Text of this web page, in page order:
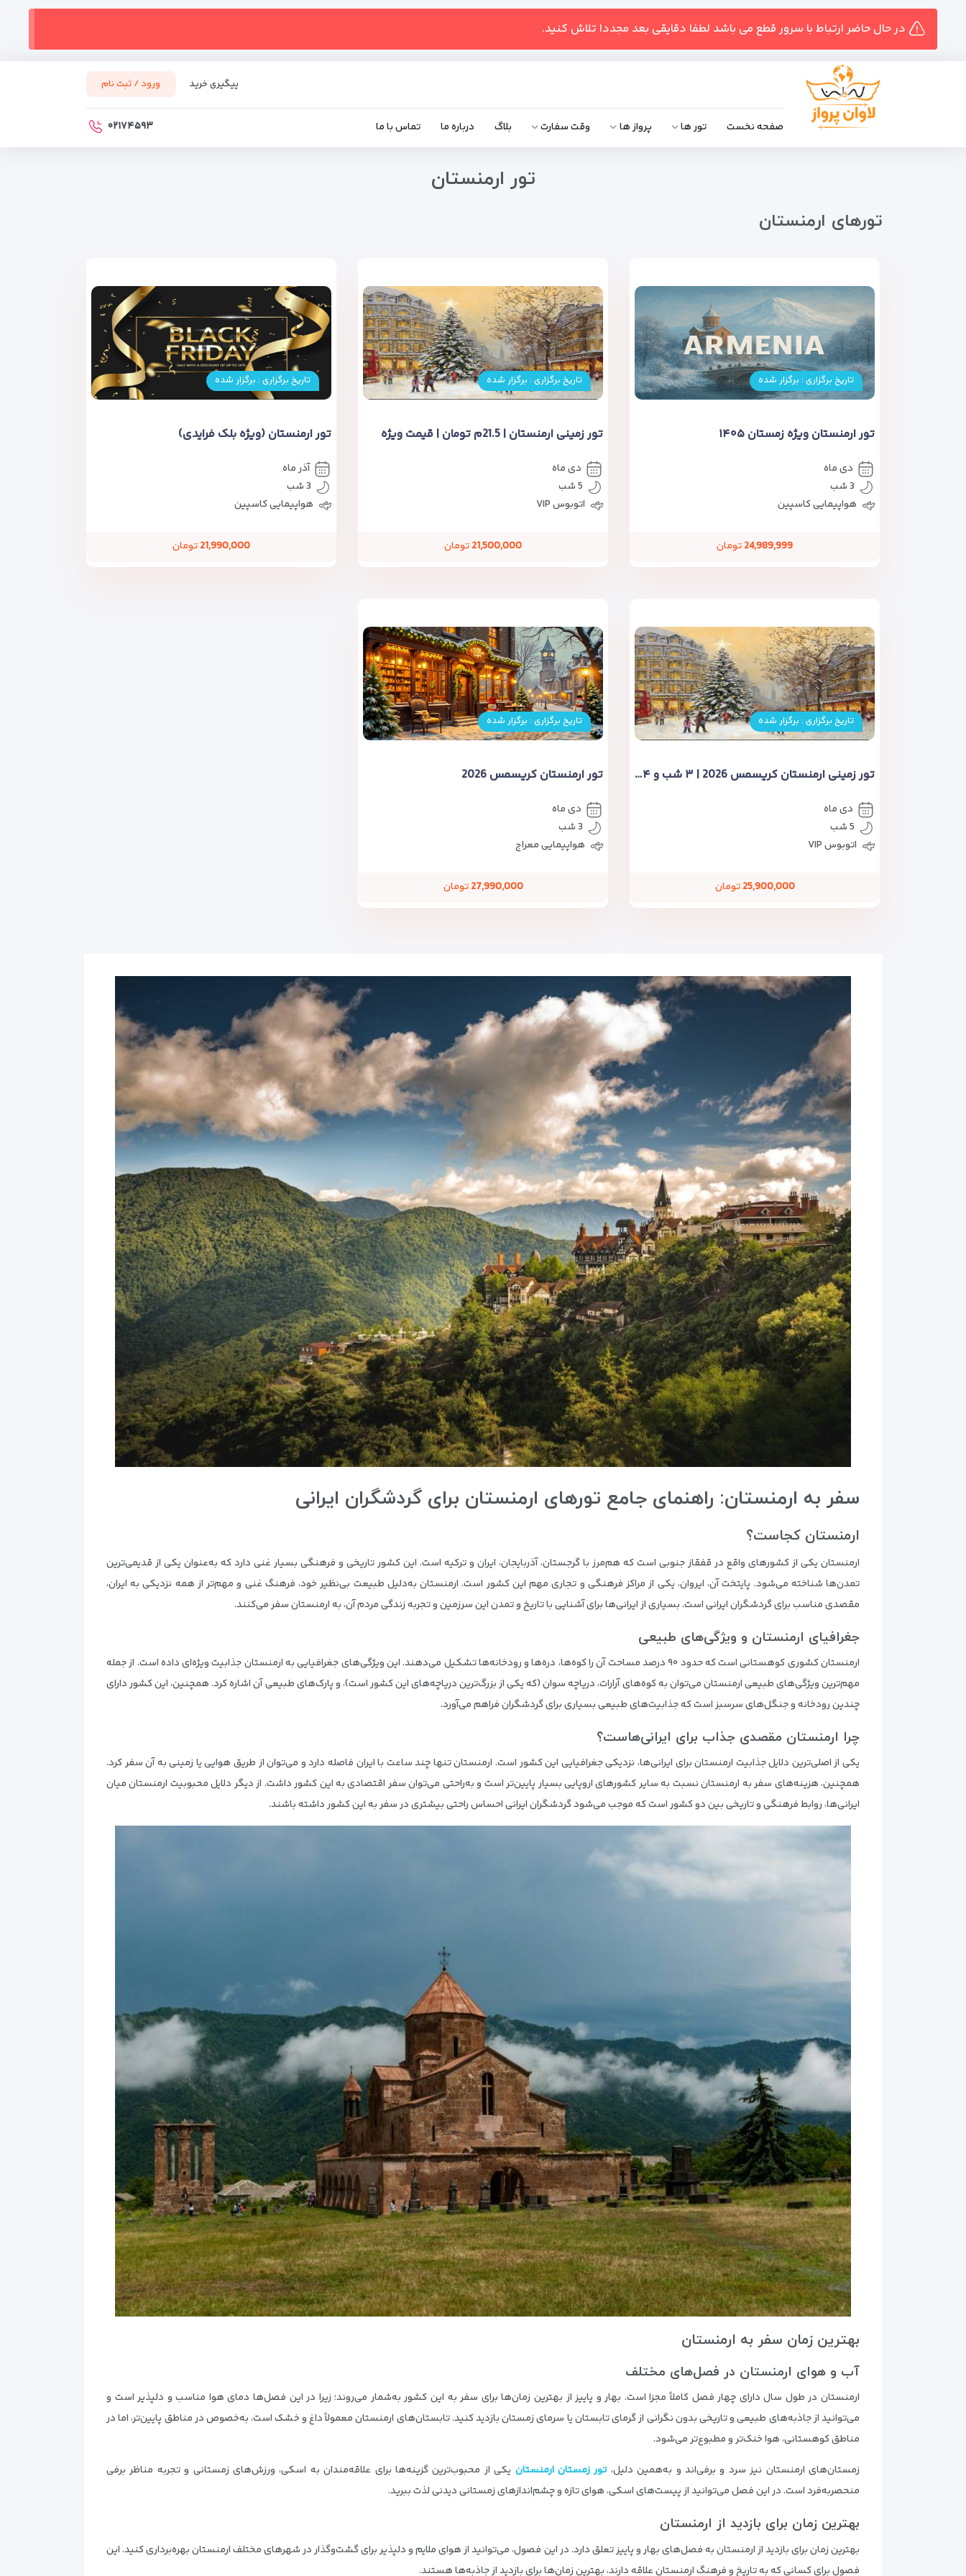
در حال حاضر ارتباط با سرور قطع می باشد لطفا دقایقی بعد مجددا تلاش کنید.
پیگیری خرید ورود / ثبت نام
صفحه نخست تور ها پرواز ها وقت سفارت بلاگ درباره ما تماس با ما ۰۲۱۷۴۵۹۳
تور ارمنستان
تور‌های ارمنستان
تاریخ برگزاری : برگزار شده
تور ارمنستان ویژه زمستان ۱۴۰۵
دی ماه
3 شب
هواپیمایی کاسپین
24,989,999تومان
تاریخ برگزاری : برگزار شده
تور زمینی ارمنستان | 21.5م تومان | قیمت ویژه
دی ماه
5 شب
اتوبوس VIP
21,500,000تومان
تاریخ برگزاری : برگزار شده
تور ارمنستان (ویژه بلک فرایدی)
آذر ماه
3 شب
هواپیمایی کاسپین
21,990,000تومان
تاریخ برگزاری : برگزار شده
تور زمینی ارمنستان کریسمس 2026 | ۳ شب و ۴ روز دی 1404
دی ماه
5 شب
اتوبوس VIP
25,900,000تومان
تاریخ برگزاری : برگزار شده
تور ارمنستان کریسمس 2026
دی ماه
3 شب
هواپیمایی معراج
27,990,000تومان
سفر به ارمنستان: راهنمای جامع تورهای ارمنستان برای گردشگران ایرانی
ارمنستان کجاست؟
ارمنستان یکی از کشورهای واقع در قفقاز جنوبی است که هم‌مرز با گرجستان، آذربایجان، ایران و ترکیه است. این کشور تاریخی و فرهنگی بسیار غنی دارد که به‌عنوان یکی از قدیمی‌ترین
تمدن‌ها شناخته می‌شود. پایتخت آن، ایروان، یکی از مراکز فرهنگی و تجاری مهم این کشور است. ارمنستان به‌دلیل طبیعت بی‌نظیر خود، فرهنگ غنی و مهم‌تر از همه نزدیکی به ایران،
مقصدی مناسب برای گردشگران ایرانی است. بسیاری از ایرانی‌ها برای آشنایی با تاریخ و تمدن این سرزمین و تجربه زندگی مردم آن، به ارمنستان سفر می‌کنند.
جغرافیای ارمنستان و ویژگی‌های طبیعی
ارمنستان کشوری کوهستانی است که حدود ۹۰ درصد مساحت آن را کوه‌ها، دره‌ها و رودخانه‌ها تشکیل می‌دهند. این ویژگی‌های جغرافیایی به ارمنستان جذابیت ویژه‌ای داده است. از جمله
مهم‌ترین ویژگی‌های طبیعی ارمنستان می‌توان به کوه‌های آرارات، دریاچه سوان (که یکی از بزرگ‌ترین دریاچه‌های این کشور است)، و پارک‌های طبیعی آن اشاره کرد. همچنین، این کشور دارای
چندین رودخانه و جنگل‌های سرسبز است که جذابیت‌های طبیعی بسیاری برای گردشگران فراهم می‌آورد.
چرا ارمنستان مقصدی جذاب برای ایرانی‌هاست؟
یکی از اصلی‌ترین دلایل جذابیت ارمنستان برای ایرانی‌ها، نزدیکی جغرافیایی این کشور است. ارمنستان تنها چند ساعت با ایران فاصله دارد و می‌توان از طریق هوایی یا زمینی به آن سفر کرد.
همچنین، هزینه‌های سفر به ارمنستان نسبت به سایر کشورهای اروپایی بسیار پایین‌تر است و به‌راحتی می‌توان سفر اقتصادی به این کشور داشت. از دیگر دلایل محبوبیت ارمنستان میان
ایرانی‌ها، روابط فرهنگی و تاریخی بین دو کشور است که موجب می‌شود گردشگران ایرانی احساس راحتی بیشتری در سفر به این کشور داشته باشند.
بهترین زمان سفر به ارمنستان
آب و هوای ارمنستان در فصل‌های مختلف
ارمنستان در طول سال دارای چهار فصل کاملاً مجزا است. بهار و پاییز از بهترین زمان‌ها برای سفر به این کشور به‌شمار می‌روند؛ زیرا در این فصل‌ها دمای هوا مناسب و دلپذیر است و
می‌توانید از جاذبه‌های طبیعی و تاریخی بدون نگرانی از گرمای تابستان یا سرمای زمستان بازدید کنید. تابستان‌های ارمنستان معمولاً داغ و خشک است، به‌خصوص در مناطق پایین‌تر، اما در
مناطق کوهستانی، هوا خنک‌تر و مطبوع‌تر می‌شود.
زمستان‌های ارمنستان نیز سرد و برفی‌اند و به‌همین دلیل،تور زمستان ارمنستان یکی از محبوب‌ترین گزینه‌ها برای علاقه‌مندان به اسکی، ورزش‌های زمستانی و تجربه مناظر برفی
منحصربه‌فرد است. در این فصل می‌توانید از پیست‌های اسکی، هوای تازه و چشم‌اندازهای زمستانی دیدنی لذت ببرید.
بهترین زمان برای بازدید از ارمنستان
بهترین زمان برای بازدید از ارمنستان به فصل‌های بهار و پاییز تعلق دارد. در این فصول، می‌توانید از هوای ملایم و دلپذیر برای گشت‌وگذار در شهرهای مختلف ارمنستان بهره‌برداری کنید. این
فصول برای کسانی که به تاریخ و فرهنگ ارمنستان علاقه دارند، بهترین زمان‌ها برای بازدید از جاذبه‌ها هستند.